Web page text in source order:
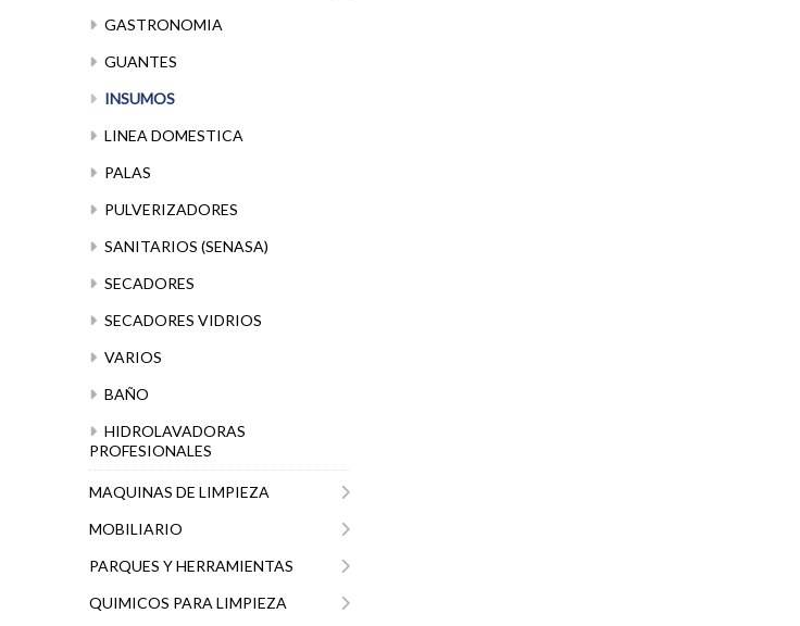
GASTRONOMIA
GUANTES
INSUMOS
LINEA DOMESTICA
PALAS
PULVERIZADORES
SANITARIOS (SENASA)
SECADORES
SECADORES VIDRIOS
VARIOS
BAÑO
HIDROLAVADORAS
PROFESIONALES
MAQUINAS DE LIMPIEZA
MOBILIARIO
PARQUES Y HERRAMIENTAS
QUIMICOS PARA LIMPIEZA